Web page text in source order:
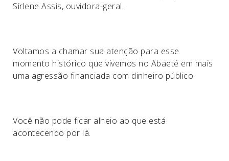
Sirlene Assis, ouvidora-geral.
Voltamos a chamar sua atenção para esse
momento histórico que vivemos no Abaeté em mais
uma agressão financiada com dinheiro público.
Você não pode ficar alheio ao que está
acontecendo por lá.